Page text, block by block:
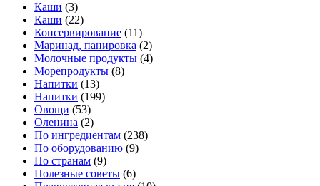
Каши (3)
Каши (22)
Консервирование (11)
Маринад, панировка (2)
Молочные продукты (4)
Морепродукты (8)
Напитки (13)
Напитки (199)
Овощи (53)
Оленина (2)
По ингредиентам (238)
По оборудованию (9)
По странам (9)
Полезные советы (6)